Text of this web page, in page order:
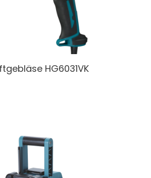
HG6031VK